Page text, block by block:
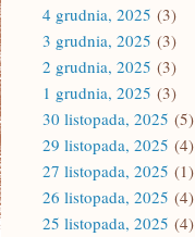
4 grudnia, 2025 (3)
3 grudnia, 2025 (3)
2 grudnia, 2025 (3)
1 grudnia, 2025 (3)
30 listopada, 2025 (5)
29 listopada, 2025 (4)
27 listopada, 2025 (1)
26 listopada, 2025 (4)
25 listopada, 2025 (4)